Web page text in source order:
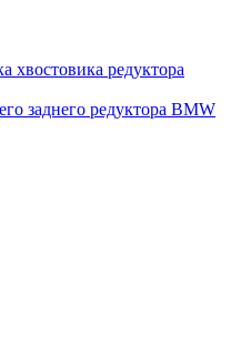
хвостовика редуктора
заднего редуктора BMW